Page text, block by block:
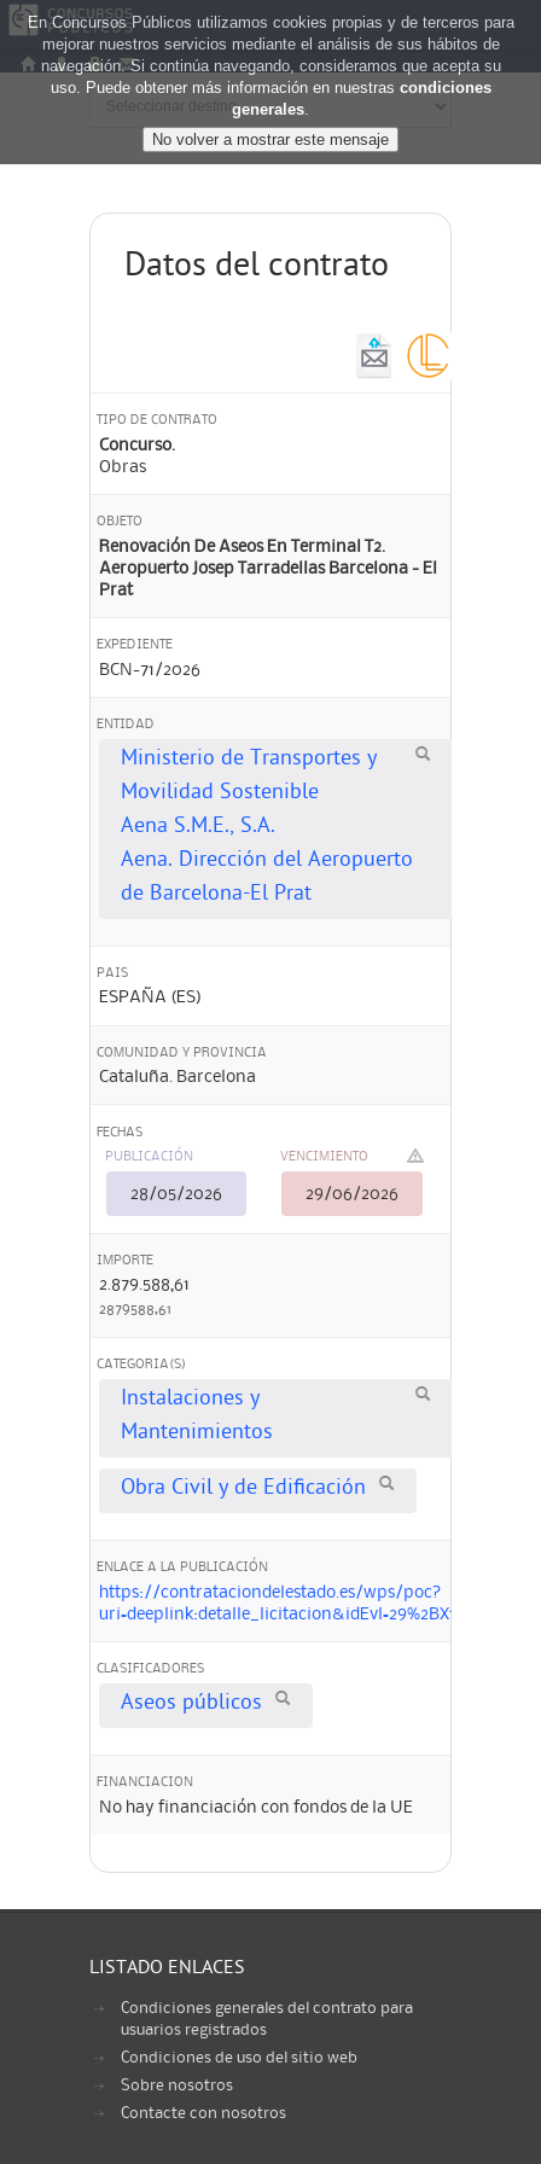
Datos del contrato
TIPO DE CONTRATO
Concurso.
Obras
OBJETO
Renovación De Aseos En Terminal T2.
Aeropuerto Josep Tarradellas Barcelona - El
Prat
EXPEDIENTE
BCN-71/2026
ENTIDAD
Ministerio de Transportes y
Movilidad Sostenible
Aena S.M.E., S.A.
Aena. Dirección del Aeropuerto
de Barcelona-El Prat
PAIS
ESPAÑA (ES)
COMUNIDAD Y PROVINCIA
Cataluña. Barcelona
FECHAS
PUBLICACIÓN
28/05/2026
VENCIMIENTO
29/06/2026
IMPORTE
2.879.588,61
2879588,61
CATEGORIA(S)
Instalaciones y
Mantenimientos
Obra Civil y de Edificación
ENLACE A LA PUBLICACIÓN
https://contrataciondelestado.es/wps/poc?
CLASIFICADORES
Aseos públicos
FINANCIACION
No hay financiación con fondos de la UE
LISTADO ENLACES
Condiciones generales del contrato para
usuarios registrados
Condiciones de uso del sitio web
Sobre nosotros
Contacte con nosotros
En Concursos Públicos utilizamos cookies propias y de terceros para
mejorar nuestros servicios mediante el análisis de sus hábitos de
navegación. Si continúa navegando, consideramos que acepta su
uso. Puede obtener más información en nuestras condiciones
generales.